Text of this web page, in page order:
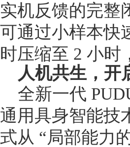
实机反馈的完整
可通过小样本快
时压缩至 2 小时
人机共生，开
全新一代
通用具身智能技
式从 “局部能力